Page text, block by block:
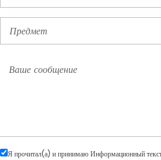
Я прочитал(а) и принимаюИнформационный